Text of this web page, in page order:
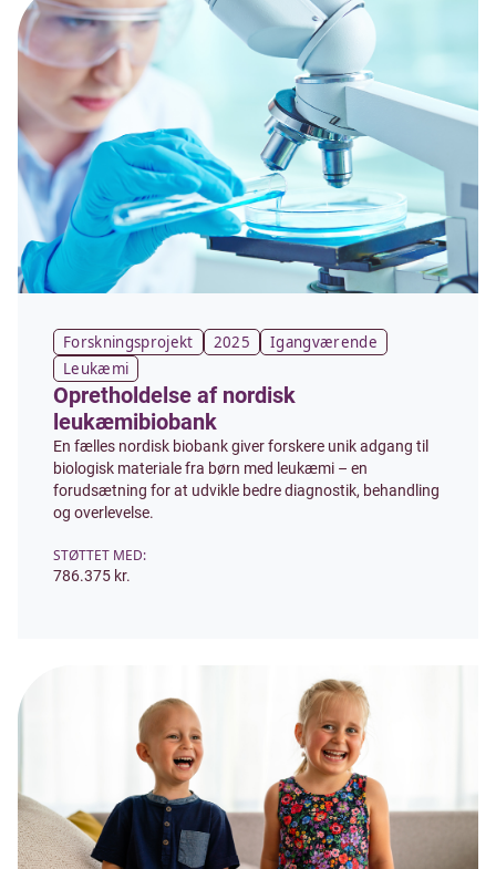
Forskningsprojekt 2025
Igangværende
Leukæmi
Opretholdelse af nordisk
leukæmibiobank
En fælles nordisk biobank giver forskere unik adgang til
biologisk materiale fra børn med leukæmi – en
forudsætning for at udvikle bedre diagnostik, behandling
og overlevelse.
STØTTET MED:
786.375 kr.